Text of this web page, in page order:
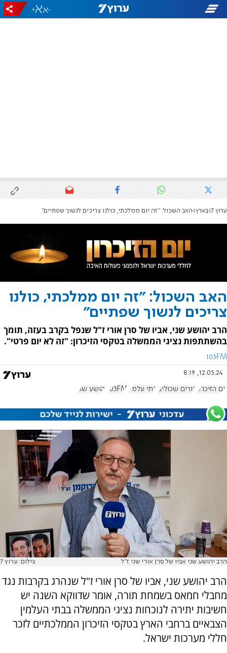
-
+
ערוץ 7 בארץ האב השכול: "זה יום ממלכתי, כולנו צריכים לנשוך שפתיים"
האב השכול: "זה יום ממלכתי, כולנו
צריכים לנשוך שפתיים"
הרב יהושע שני, אביו של סרן אורי ז"ל שנפל בקרב בעזה, תומך
בהשתתפות נציגי הממשלה בטקסי הזיכרון: "זה לא יום פרטי".
103FM
12.05.24, 8:19
יום הזיכרון הורים שכולים בתי עלמין 103FM יהושע שני
הרב יהושע שני אביו של סרן אורי שני ז”ל צילום: ערוץ 7
הרב יהושע שני, אביו של סרן אורי ז"ל שנהרג בקרבות נגד
מחבלי חמאס בשמחת תורה, אומר שדווקא השנה יש
חשיבות יתירה לנוכחות נציגי הממשלה בבתי העלמין
הצבאיים ברחבי הארץ בטקסי הזיכרון הממלכתיים לזכר
חללי מערכות ישראל.